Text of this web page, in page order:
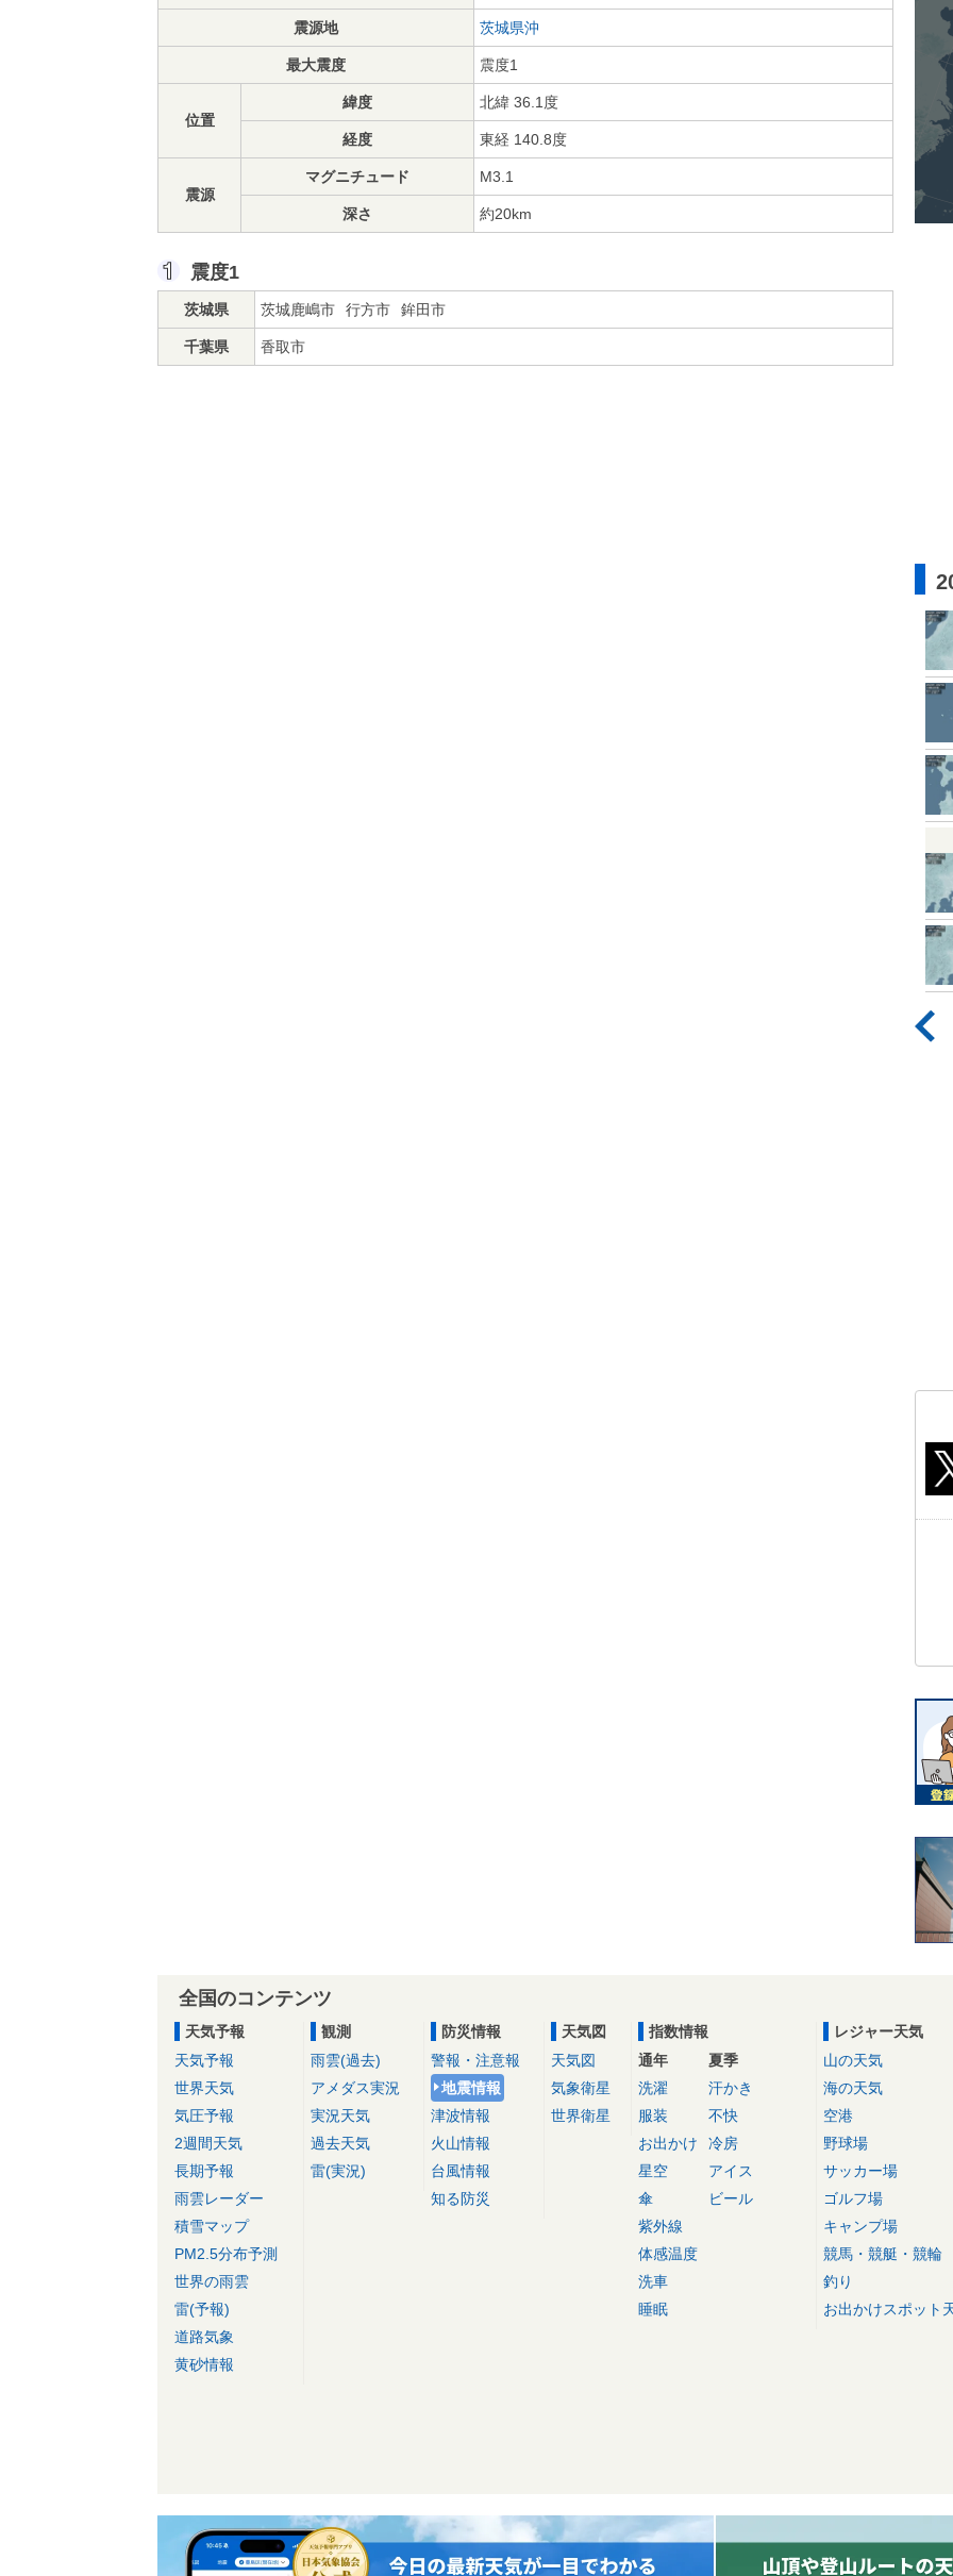
震源地 茨城県沖
最大震度 震度1
位置
緯度 北緯 36.1度
経度 東経 140.8度
震源
マグニチュード M3.1
深さ 約20km
震度1
茨城県 茨城鹿嶋市 行方市 鉾田市
千葉県 香取市
全国のコンテンツ
天気予報
天気予報
世界天気
気圧予報
2週間天気
長期予報
雨雲レーダー
積雪マップ
PM2.5分布予測
世界の雨雲
雷(予報)
道路気象
黄砂情報
観測
雨雲(過去)
アメダス実況
実況天気
過去天気
雷(実況)
防災情報
警報・注意報
地震情報
津波情報
火山情報
台風情報
知る防災
天気図
天気図
気象衛星
世界衛星
指数情報
通年
洗濯
服装
お出かけ
星空
傘
紫外線
体感温度
洗車
睡眠
夏季
汗かき
不快
冷房
アイス
ビール
レジャー天気
山の天気
海の天気
空港
野球場
サッカー場
ゴルフ場
キャンプ場
競馬・競艇・競輪
釣り
お出かけスポット